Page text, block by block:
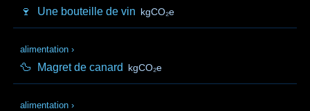
🍷 Une bouteille de vin kgCO₂e
alimentation ›
🦆 Magret de canard kgCO₂e
alimentation ›